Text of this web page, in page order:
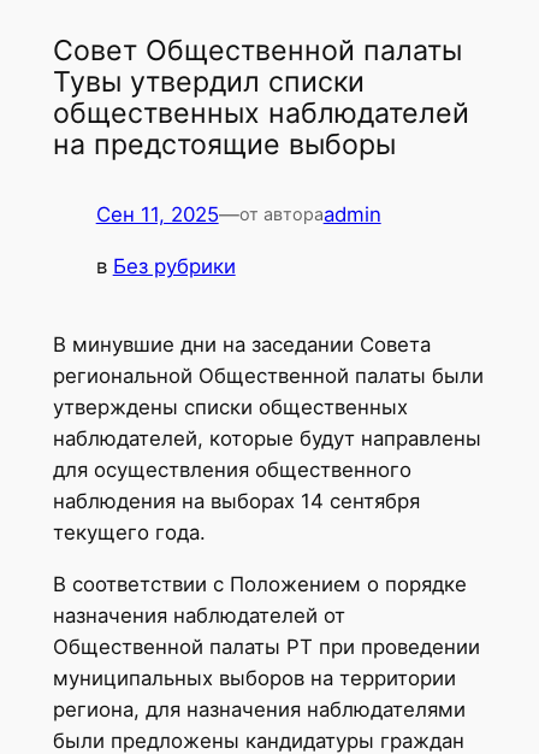
Совет Общественной палаты
Тувы утвердил списки
общественных наблюдателей
на предстоящие выборы
Сен 11, 2025—от автораadmin
в Без рубрики
В минувшие дни на заседании Совета
региональной Общественной палаты были
утверждены списки общественных
наблюдателей, которые будут направлены
для осуществления общественного
наблюдения на выборах 14 сентября
текущего года.
В соответствии с Положением о порядке
назначения наблюдателей от
Общественной палаты РТ при проведении
муниципальных выборов на территории
региона, для назначения наблюдателями
были предложены кандидатуры граждан